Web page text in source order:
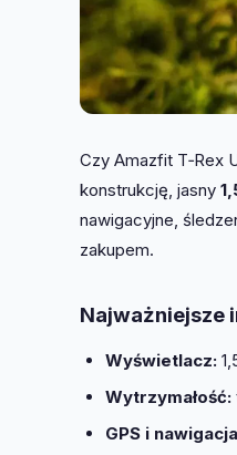
Czy Amazfit T‑Rex
konstrukcję, jasny
nawigacyjne,
zakupem.
Najważniejsze
Wyświetlacz:
Wytrzymałość:
GPS i